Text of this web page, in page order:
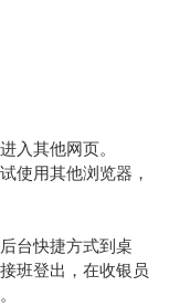
入其他网页。
使用其他浏览器，
台快捷方式到桌
班登出，在收银员